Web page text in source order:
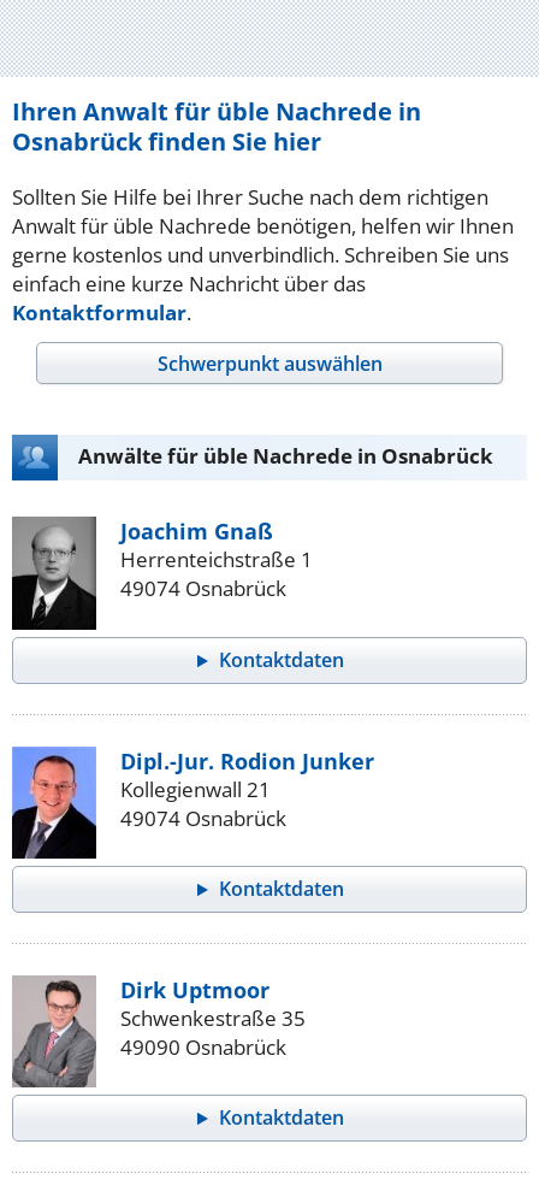
Ihren Anwalt für üble Nachrede in
Osnabrück finden Sie hier
Sollten Sie Hilfe bei Ihrer Suche nach dem richtigen
Anwalt für üble Nachrede benötigen, helfen wir Ihnen
gerne kostenlos und unverbindlich. Schreiben Sie uns
einfach eine kurze Nachricht über das
Kontaktformular.
Schwerpunkt auswählen
Anwälte für üble Nachrede in Osnabrück
Joachim Gnaß
Herrenteichstraße 1
49074 Osnabrück
Kontaktdaten
Dipl.-Jur. Rodion Junker
Kollegienwall 21
49074 Osnabrück
Kontaktdaten
Dirk Uptmoor
Schwenkestraße 35
49090 Osnabrück
Kontaktdaten